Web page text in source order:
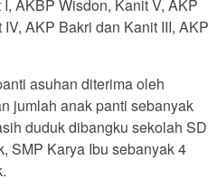
AKBP Wisdon, Kanit V, AKP
AKP Bakri dan Kanit III, AKP
asuhan diterima oleh
jumlah anak panti sebanyak
duduk dibangku sekolah SD
SMP Karya Ibu sebanyak 4